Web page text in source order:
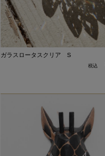
ガラスロータスクリア S